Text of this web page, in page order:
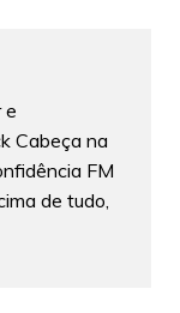
e
Cabeça na
FM
de tudo,